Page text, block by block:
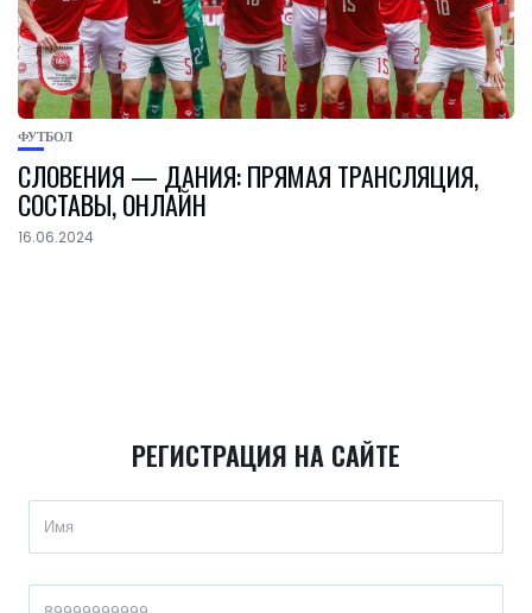
ФУТБОЛ
СЛОВЕНИЯ — ДАНИЯ: ПРЯМАЯ ТРАНСЛЯЦИЯ,
СОСТАВЫ, ОНЛАЙН
16.06.2024
РЕГИСТРАЦИЯ НА САЙТЕ